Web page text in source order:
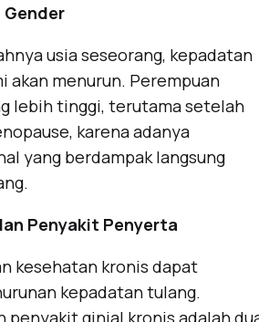
Gender
usia seseorang, kepadatan
akan menurun. Perempuan
lebih tinggi, terutama setelah
karena adanya
yang berdampak langsung
Penyakit Penyerta
kesehatan kronis dapat
kepadatan tulang.
penyakit ginjal kronis adalah